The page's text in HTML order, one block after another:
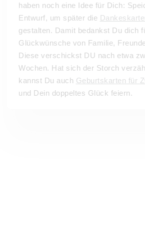
haben noch eine Idee für Dich:
Entwurf, um später die
gestalten. Damit bedankst Du dich
Glückwünsche von Familie,
Diese verschickst DU nach etwa
Wochen. Hat sich der Storch
kannst Du auch Geburtskarten für
und Dein doppeltes Glück feiern.